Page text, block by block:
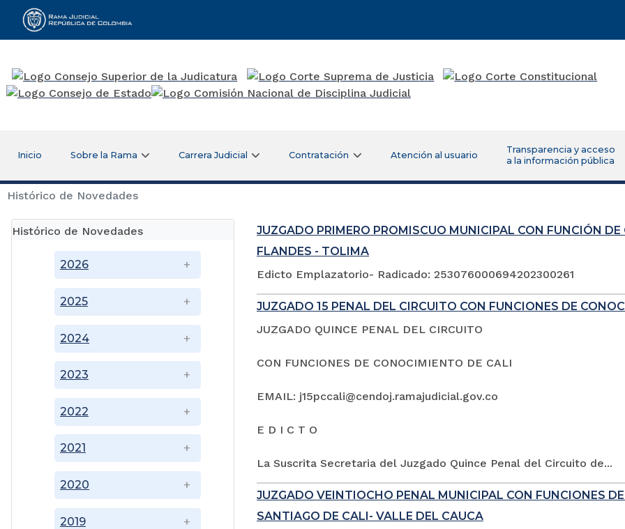
Rama Judicial
Inicio Sobre la Rama Carrera Judicial Contratación Atención al usuario
Transparencia y acceso
a la información pública
Histórico de Novedades
Histórico de Novedades
2019
2020
2021
2022
2023
2024
2025
2026
JUZGADO PRIMERO PROMISCUO MUNICIPAL CON FUNCIÓN
FLANDES - TOLIMA
Edicto Emplazatorio- Radicado: 253076000694202300261
JUZGADO 15 PENAL DEL CIRCUITO CON FUNCIONES DE
JUZGADO QUINCE PENAL DEL CIRCUITO
CON FUNCIONES DE CONOCIMIENTO DE CALI
EMAIL: j15pccali@cendoj.ramajudicial.gov.co
E D I C T O
La Suscrita Secretaria del Juzgado Quince Penal del Circuito de...
JUZGADO VEINTIOCHO PENAL MUNICIPAL CON FUNCIONES
SANTIAGO DE CALI- VALLE DEL CAUCA